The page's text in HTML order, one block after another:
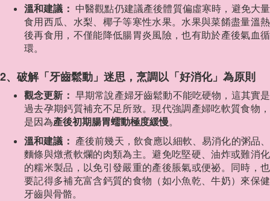
溫和建議： 中醫觀點仍建議產後體質偏虛寒時，避免大量
食用西瓜、水梨、椰子等寒性水果。水果與菜餚盡量溫熱
後再食用，不僅能降低腸胃炎風險，也有助於產後氣血循
環。
2、破解「牙齒鬆動」迷思，烹調以「好消化」為原則
觀念更新： 早期常說產婦牙齒鬆動不能吃硬物，這其實是
過去孕期鈣質補充不足所致。現代強調產婦吃軟質食物，
是因為產後初期腸胃蠕動極度緩慢。
溫和建議： 產後前幾天，飲食應以細軟、易消化的粥品、
麵條與燉煮軟爛的肉類為主。避免吃堅硬、油炸或難消化
的糯米製品，以免引發嚴重的產後脹氣或便祕。同時，也
要記得多補充富含鈣質的食物（如小魚乾、牛奶）來保健
牙齒與骨骼。